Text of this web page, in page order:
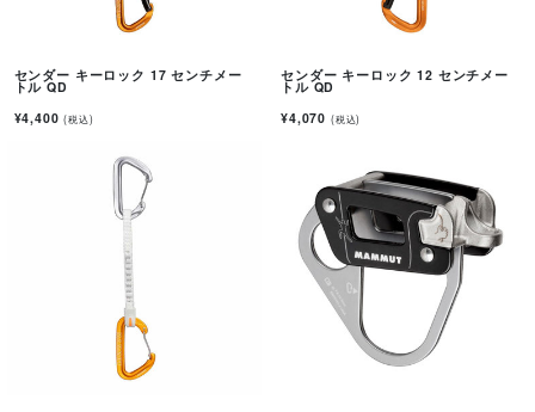
センダー キーロック 17 センチメー
トル QD
¥4,400(税込)
センダー キーロック 12 センチメー
トル QD
¥4,070 (税込)